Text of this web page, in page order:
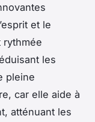
et le
les
pleine
car elle aide à
atténuant les